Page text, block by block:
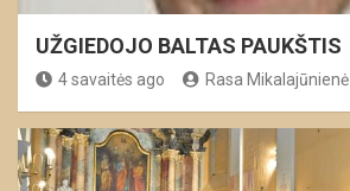
UŽGIEDOJO BALTAS PAUKŠTIS
4 savaitės ago Rasa Mikalajūnienė